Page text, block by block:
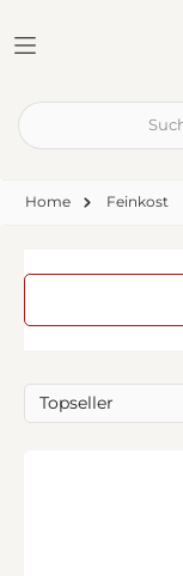
Home Feinkost